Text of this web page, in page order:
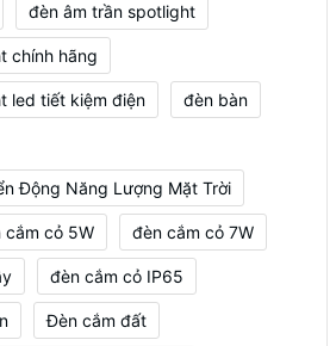
đèn âm trần spotlight
chính hãng
led tiết kiệm điện đèn bàn
Động Năng Lượng Mặt Trời
cắm cỏ 5W đèn cắm cỏ 7W
đèn cắm cỏ IP65
Đèn cắm đất